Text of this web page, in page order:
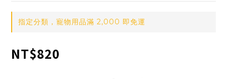
指定分類，寵物用品滿 2,000 即免運
NT$820